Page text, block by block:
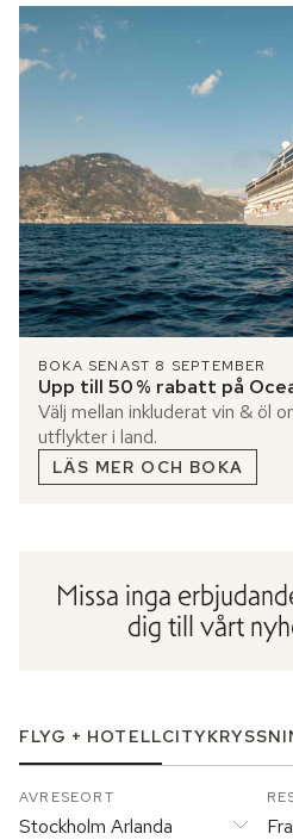
BOKA SENAST 8 SEPTEMBER
Upp till 50 % rabatt på
Välj mellan inkluderat vin & öl
utflykter i land.
LÄS MER OCH BOKA
Missa inga
dig till vårt
FLYG + HOTELLCITY
AVRESEORT
Stockholm Arlanda